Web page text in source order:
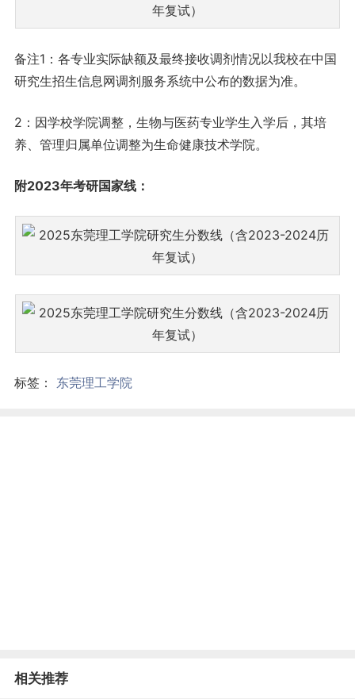
备注1：各专业实际缺额及最终接收调剂情况以我校在中国
研究生招生信息网调剂服务系统中公布的数据为准。
2：因学校学院调整，生物与医药专业学生入学后，其培
养、管理归属单位调整为生命健康技术学院。
附2023年考研国家线：
标签： 东莞理工学院
相关推荐